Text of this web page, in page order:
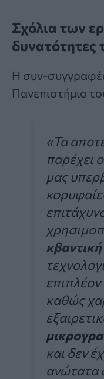
Σχόλια των
δυνατότητες
Η συν-
Πανεπιστήμιο
«Τα
παρέχει
μας
καθώς
και δεν
ανώτατα